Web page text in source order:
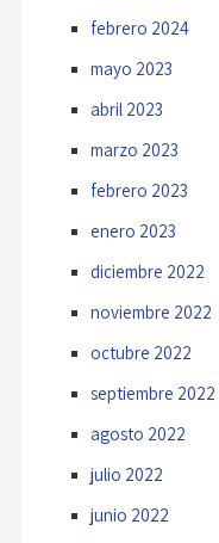
febrero 2024
mayo 2023
abril 2023
marzo 2023
febrero 2023
enero 2023
diciembre 2022
noviembre 2022
octubre 2022
septiembre 2022
agosto 2022
julio 2022
junio 2022